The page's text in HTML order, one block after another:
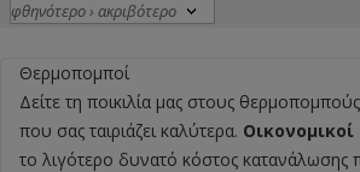
Θερμοπομποί
Δείτε τη ποικιλία μας στους
που σας ταιριάζει καλύτερα.
το λιγότερο δυνατό κόστος κατανάλωσης